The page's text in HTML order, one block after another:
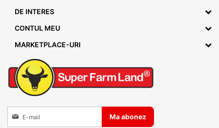
DE INTERES
CONTUL MEU
MARKETPLACE-URI
Inscrieti-va la Buletinele noastre informative
Ma abonez